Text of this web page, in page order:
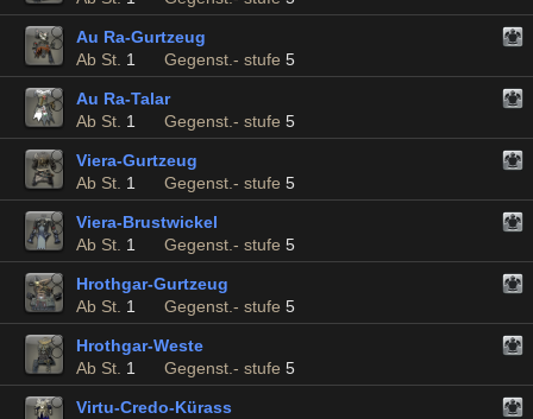
Au Ra-Gurtzeug
Ab St. 1 Gegenst.- stufe 5
Au Ra-Talar
Ab St. 1 Gegenst.- stufe 5
Viera-Gurtzeug
Ab St. 1 Gegenst.- stufe 5
Viera-Brustwickel
Ab St. 1 Gegenst.- stufe 5
Hrothgar-Gurtzeug
Ab St. 1 Gegenst.- stufe 5
Hrothgar-Weste
Ab St. 1 Gegenst.- stufe 5
Virtu-Credo-Kürass